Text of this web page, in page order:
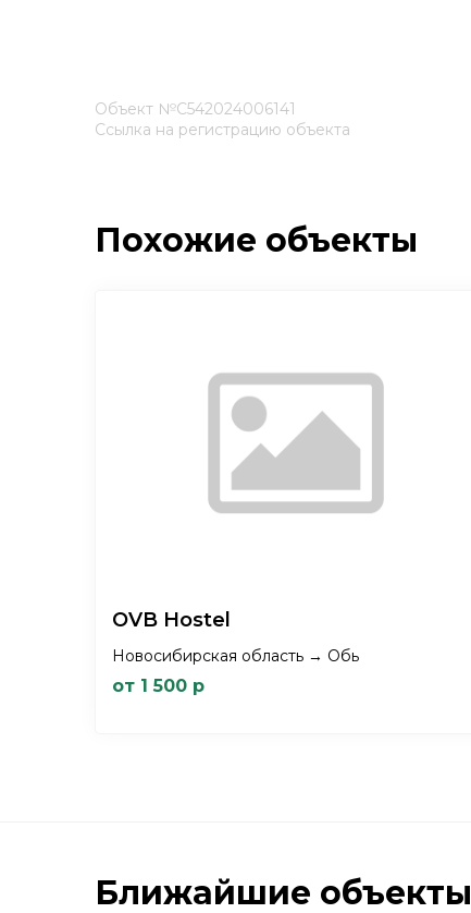
Объект №С542024006141
Ссылка на регистрацию объекта
Похожие объекты
OVB Hostel
Новосибирская область → Обь
от 1 500 р
Ближайшие объекты